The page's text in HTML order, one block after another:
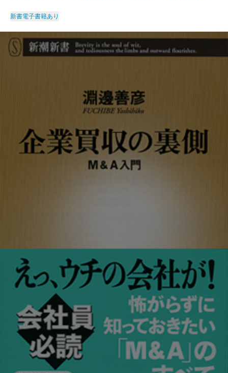
新書電子書籍あり